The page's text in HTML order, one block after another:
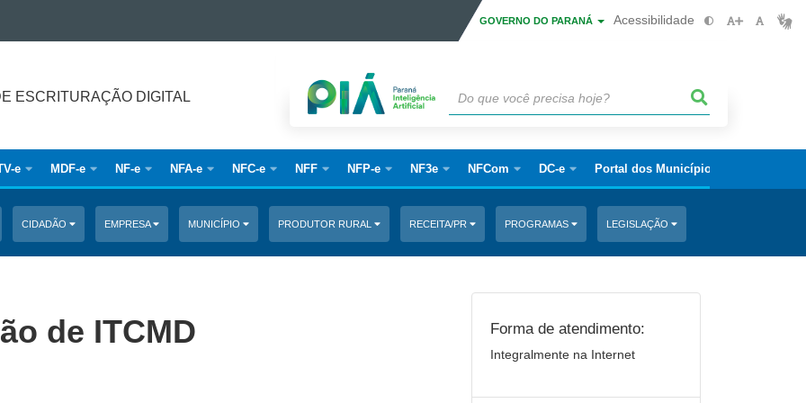
GOVERNO DO PARANÁ Acessibilidade
ESCRITURAÇÃO DIGITAL
e MDF-e NF-e NFA-e NFC-e NFF NFP-e NF3e NFCom DC-e Portal dos Municípios
CIDADÃO EMPRESA MUNICÍPIO PRODUTOR RURAL RECEITA/PR PROGRAMAS LEGISLAÇÃO
de ITCMD Forma de atendimento:
Integralmente na Internet